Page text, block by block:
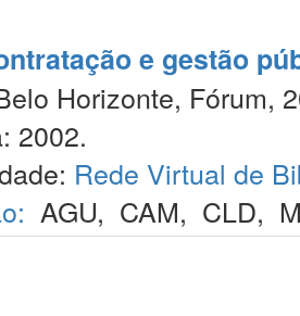
e gestão
Horizonte, Fórum,
2002.
Rede Virtual de
AGU, CAM, CLD,